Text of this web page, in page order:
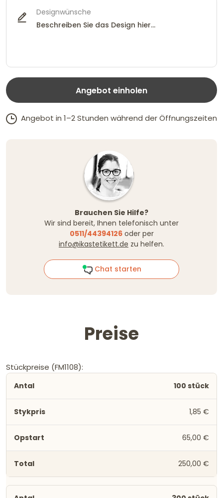
Designwünsche
Angebot einholen
Angebot in 1–2 Stunden während der Öffnungszeiten
Brauchen Sie Hilfe?
Wir sind bereit, Ihnen telefonisch unter
0511/44394126oder per
info@ikastetikett.de zu helfen.
Chat starten
Preise
Stückpreise (FM1108):
100 stück
1,85 €
65,00 €
250,00 €